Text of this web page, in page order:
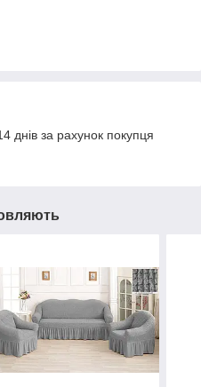
днів за рахунок покупця